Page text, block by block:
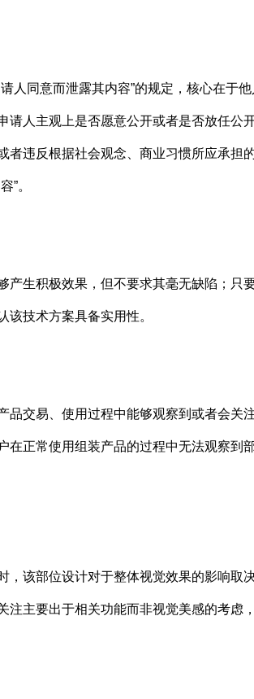
同意而泄露其内容”的规定，核心在于
人主观上是否愿意公开或者是否放任公
违反根据社会观念、商业习惯所应承担
”。
生积极效果，但不要求其毫无缺陷；只
技术方案具备实用性。
交易、使用过程中能够观察到或者会关
正常使用组装产品的过程中无法观察到
该部位设计对于整体视觉效果的影响取
主要出于相关功能而非视觉美感的考虑